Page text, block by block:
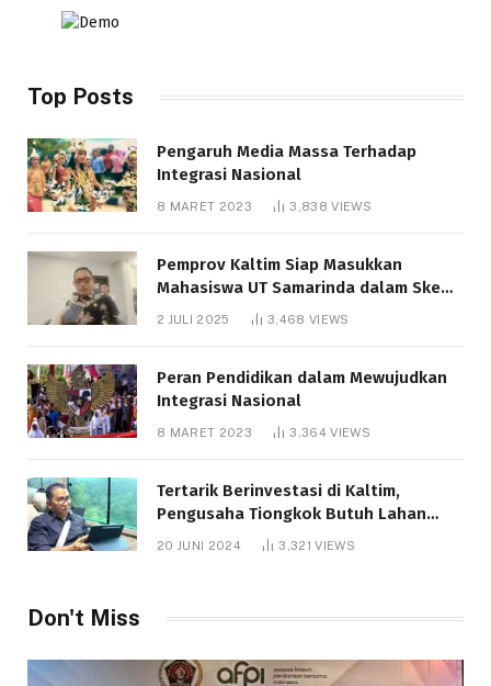
Top Posts
Pengaruh Media Massa Terhadap
Integrasi Nasional
8 MARET 2023 3,838VIEWS
Pemprov Kaltim Siap Masukkan
Mahasiswa UT Samarinda dalam Skema
Bantuan Pendidikan Gratispol
2 JULI 2025 3,468 VIEWS
Peran Pendidikan dalam Mewujudkan
Integrasi Nasional
8 MARET 2023 3,364VIEWS
Tertarik Berinvestasi di Kaltim,
Pengusaha Tiongkok Butuh Lahan
1.000 Hektare
20 JUNI 2024 3,321VIEWS
Don't Miss